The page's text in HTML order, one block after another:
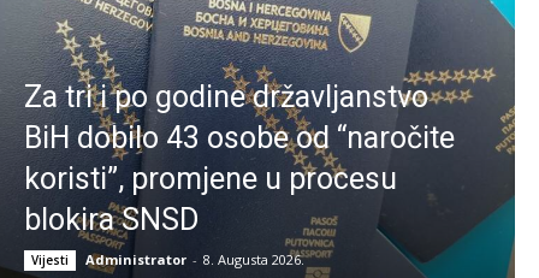
Za tri i po godine državljanstvo
BiH dobilo 43 osobe od “naročite
koristi”, promjene u procesu
blokira SNSD
Vijesti Administrator - 8. Augusta 2026.